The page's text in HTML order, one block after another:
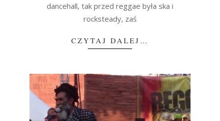
dancehall, tak przed reggae była ska i
rocksteady, zaś
CZYTAJ DALEJ…